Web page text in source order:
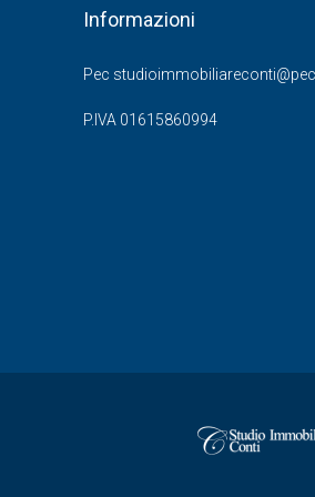
Informazioni
Pec
P.IVA 01615860994